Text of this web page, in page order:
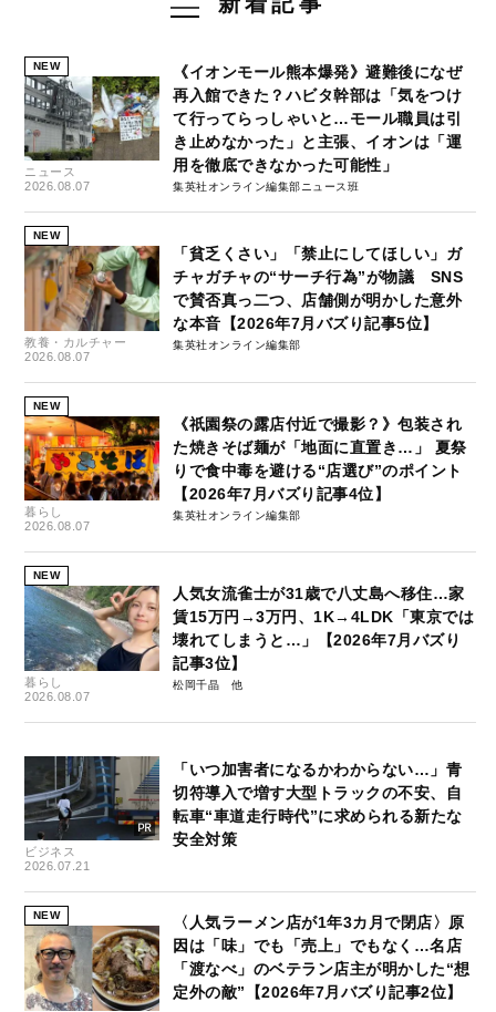
NEW
ニュース
2026.08.07
《イオンモール熊本爆発》避難後になぜ
再入館できた？ハビタ幹部は「気をつけ
て行ってらっしゃいと…モール職員は引
き止めなかった」と主張、イオンは「運
用を徹底できなかった可能性」
集英社オンライン編集部ニュース班
NEW
教養・カルチャー
2026.08.07
「貧乏くさい」「禁止にしてほしい」ガ
チャガチャの“サーチ行為”が物議 SNS
で賛否真っ二つ、店舗側が明かした意外
な本音【2026年7月バズり記事5位】
集英社オンライン編集部
NEW
暮らし
2026.08.07
《祇園祭の露店付近で撮影？》包装され
た焼きそば麺が「地面に直置き…」 夏祭
りで食中毒を避ける“店選び”のポイント
【2026年7月バズり記事4位】
集英社オンライン編集部
NEW
暮らし
2026.08.07
人気女流雀士が31歳で八丈島へ移住…家
賃15万円→3万円、1K→4LDK「東京では
壊れてしまうと…」【2026年7月バズり
記事3位】
松岡千晶
ビジネス
2026.07.21
「いつ加害者になるかわからない…」青
切符導入で増す大型トラックの不安、自
転車“車道走行時代”に求められる新たな
安全対策
NEW
〈人気ラーメン店が1年3カ月で閉店〉原
因は「味」でも「売上」でもなく…名店
「渡なべ」のベテラン店主が明かした“想
定外の敵”【2026年7月バズり記事2位】